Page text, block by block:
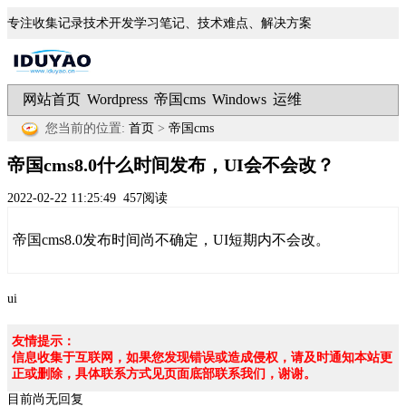
专注收集记录技术开发学习笔记、技术难点、解决方案
网站首页 Wordpress 帝国cms Windows 运维
您当前的位置: 首页 > 帝国cms
帝国cms8.0什么时间发布，UI会不会改？
2022-02-22 11:25:49 457阅读
帝国cms8.0发布时间尚不确定，UI短期内不会改。
ui
友情提示：
信息收集于互联网，如果您发现错误或造成侵权，请及时通知本站更
正或删除，具体联系方式见页面底部联系我们，谢谢。
目前尚无回复